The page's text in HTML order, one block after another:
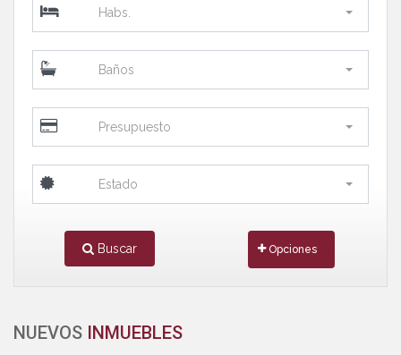
Habs.
Baños
Presupuesto
Estado
Buscar Opciones
NUEVOS INMUEBLES